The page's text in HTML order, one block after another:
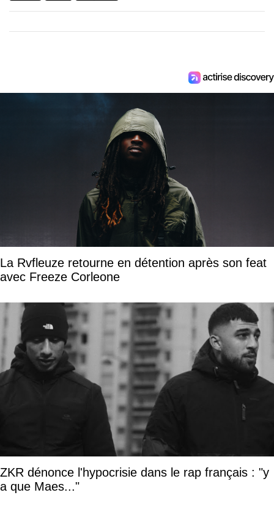
La Rvfleuze retourne en détention après son feat
avec Freeze Corleone
ZKR dénonce l'hypocrisie dans le rap français : "y
a que Maes..."